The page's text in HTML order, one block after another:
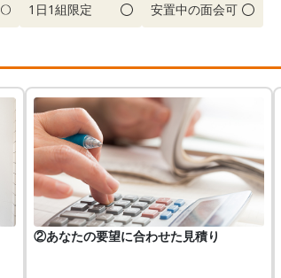
1日1組限定 安置中の面会可
②あなたの要望に合わせた見積り